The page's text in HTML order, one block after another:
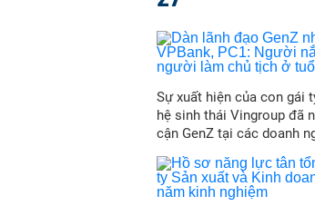
Sự xuất hiện của con gái
hệ sinh thái Vingroup đã
cận GenZ tại các doanh